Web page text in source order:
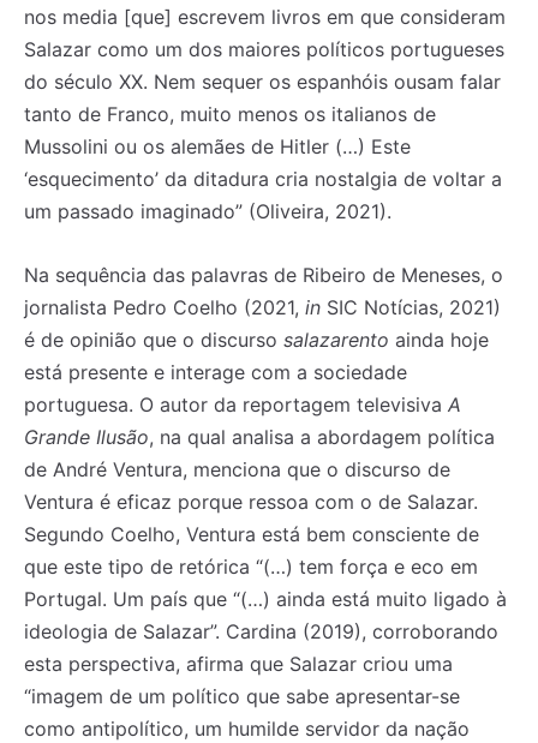
nos media [que] escrevem livros em que consideram
Salazar como um dos maiores políticos portugueses
do século XX. Nem sequer os espanhóis ousam falar
tanto de Franco, muito menos os italianos de
Mussolini ou os alemães de Hitler (…) Este
‘esquecimento’ da ditadura cria nostalgia de voltar a
um passado imaginado” (Oliveira, 2021).
Na sequência das palavras de Ribeiro de Meneses, o
jornalista Pedro Coelho (2021, in SIC Notícias, 2021)
é de opinião que o discurso salazarento ainda hoje
está presente e interage com a sociedade
portuguesa. O autor da reportagem televisiva A
Grande Ilusão, na qual analisa a abordagem política
de André Ventura, menciona que o discurso de
Ventura é eficaz porque ressoa com o de Salazar.
Segundo Coelho, Ventura está bem consciente de
que este tipo de retórica “(…) tem força e eco em
Portugal. Um país que “(…) ainda está muito ligado à
ideologia de Salazar”. Cardina (2019), corroborando
esta perspectiva, afirma que Salazar criou uma
“imagem de um político que sabe apresentar-se
como antipolítico, um humilde servidor da nação